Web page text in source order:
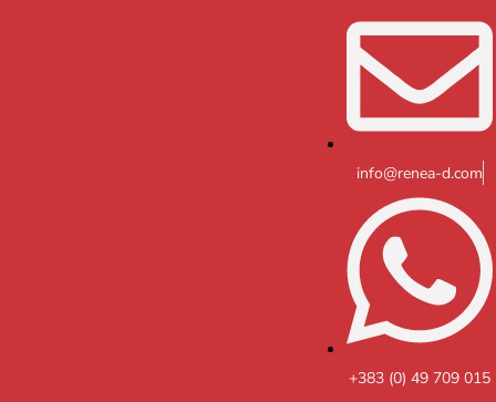
info@renea-d.com
+383 (0) 49 709 015